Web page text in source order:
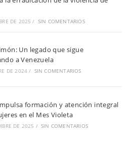
DE 2025 / SIN COMENTARIOS
Un legado que sigue
a Venezuela
DE 2024 / SIN COMENTARIOS
formación y atención integral
en el Mes Violeta
DE 2025 / SIN COMENTARIOS